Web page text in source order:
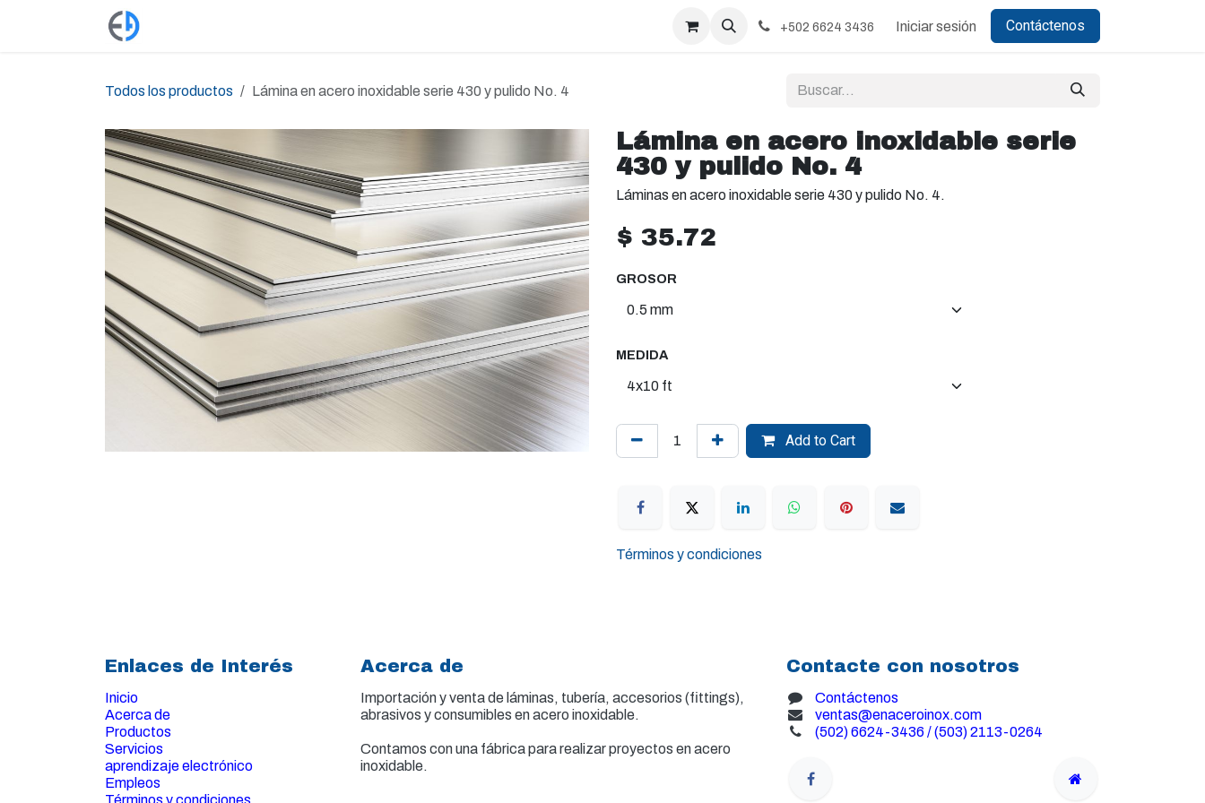
+502 6624 3436 Iniciar sesión Contáctenos
Todos los productos Lámina en acero inoxidable serie 430 y pulido No. 4
Lámina en acero inoxidable serie
430 y pulido No. 4
Láminas en acero inoxidable serie 430 y pulido No. 4.
$ 35.72
GROSOR
MEDIDA
Add to Cart
Términos y condiciones
Enlaces de Interés
Inicio
Acerca de
Productos
Servicios
aprendizaje electrónico
Empleos
Términos y condiciones
Acerca de
Importación y venta de láminas, tubería, accesorios (fittings),
abrasivos y consumibles en acero inoxidable.
Contamos con una fábrica para realizar proyectos en acero
inoxidable.
Contacte con nosotros
Contáctenos
ventas@enaceroinox.com
(502) 6624-3436 / (503) 2113-0264